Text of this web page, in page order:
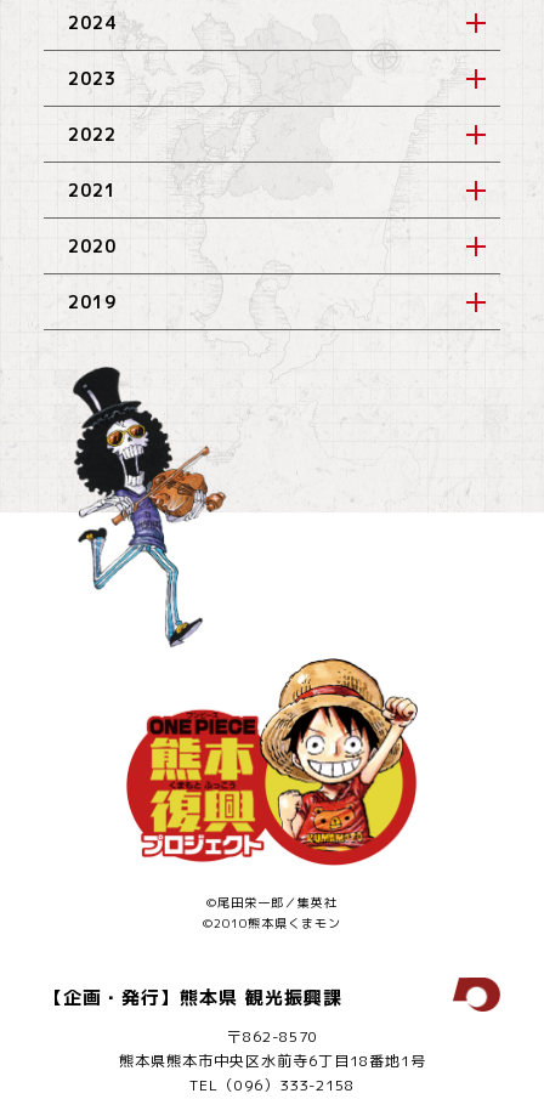
2024
2023
2022
2021
2020
2019
【企画・発行】熊本県 観光振興課
〒862-8570
熊本県熊本市中央区水前寺6丁目18番地1号
TEL（096）333-2158
©尾田栄一郎／集英社
©2010熊本県くまモン